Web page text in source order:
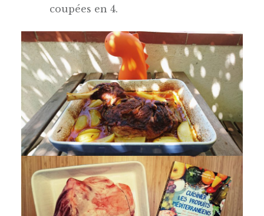
coupées en 4.